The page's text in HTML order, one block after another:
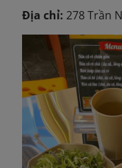
Địa chỉ: 278 Trần